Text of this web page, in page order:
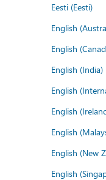
Eesti (Eesti)
English
English
English (India)
English
English
English
English (New
English